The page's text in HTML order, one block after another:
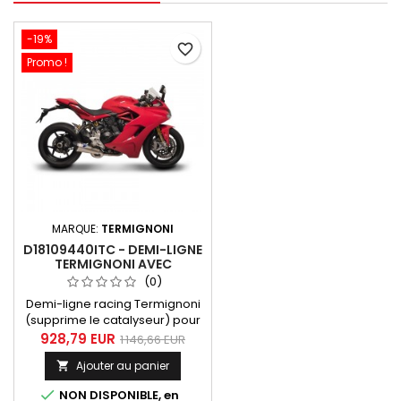
70 kw 2021, 2022, 2023.
-19%
Promo !
MARQUE: TERMIGNONI
D18109440ITC - DEMI-LIGNE
TERMIGNONI AVEC
SILENCIEUX TITANE /
CARBONE DUCATI
SUPERSPORT 2017-2020
(0)
Demi-ligne racing Termignoni
(supprime le catalyseur) pour
Ducati Supersport 2016-2020
avec collecteur inox 2 en 1 et
silencieux titane-carbone
équipé d'un db-killer.
928,79 EUR 1 146,66 EUR
 Ajouter au panier
 NON DISPONIBLE, en
favorite_border